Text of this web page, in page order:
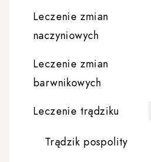
Leczenie zmian
naczyniowych
Leczenie zmian
barwnikowych
Leczenie trądziku
Trądzik pospolity